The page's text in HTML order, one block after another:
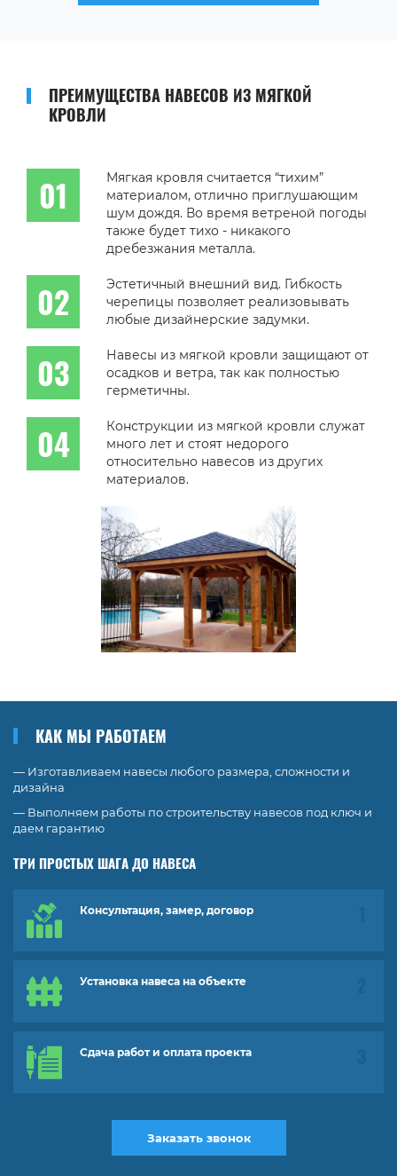
ПРЕИМУЩЕСТВА НАВЕСОВ ИЗ МЯГКОЙ
КРОВЛИ
Мягкая кровля считается “тихим”
материалом, отлично приглушающим
шум дождя. Во время ветреной погоды
также будет тихо - никакого
дребезжания металла.
Эстетичный внешний вид. Гибкость
черепицы позволяет реализовывать
любые дизайнерские задумки.
Навесы из мягкой кровли защищают от
осадков и ветра, так как полностью
герметичны.
Конструкции из мягкой кровли служат
много лет и стоят недорого
относительно навесов из других
материалов.
КАК МЫ РАБОТАЕМ
— Изготавливаем навесы любого размера, сложности и
дизайна
— Выполняем работы по строительству навесов под ключ и
даем гарантию
ТРИ ПРОСТЫХ ШАГА ДО НАВЕСА
Консультация, замер, договор
Установка навеса на объекте
Сдача работ и оплата проекта
Заказать звонок